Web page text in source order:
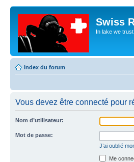
Swiss
In lake we trust
Index du forum
Vous devez être connecté pour
Nom d’utilisateur:
Mot de passe:
J’ai oublié
Me